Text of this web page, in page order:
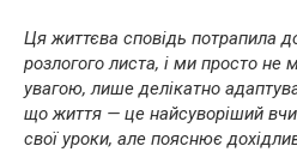
Ця життєва сповідь потрапила
розлогого листа, і ми просто не
увагою, лише делікатно
що життя — це найсуворіший
свої уроки, але пояснює